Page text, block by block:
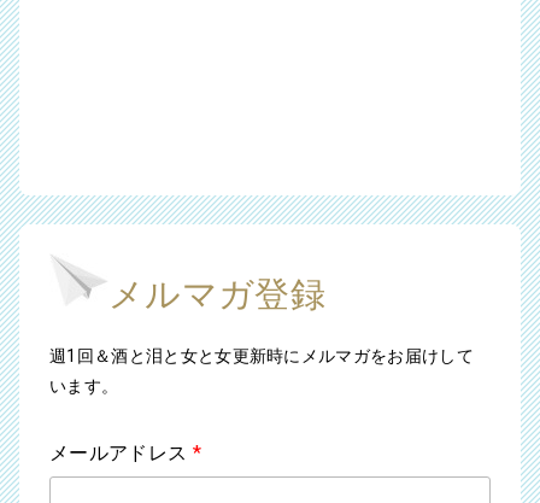
メルマガ登録
週1回＆酒と泪と女と女更新時にメルマガをお届けして
います。
メールアドレス *